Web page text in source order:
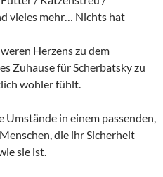
vieles mehr… Nichts hat
Herzens zu dem
Zuhause für Scherbatsky zu
wohler fühlt.
Umstände in einem passenden,
die ihr Sicherheit
sie ist.